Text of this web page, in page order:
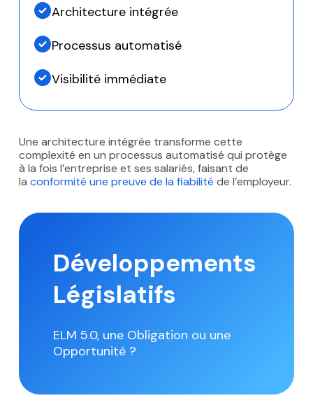
Architecture intégrée
Processus automatisé
Visibilité immédiate
Une architecture intégrée transforme cette
complexité en un processus automatisé qui protège
à la fois l’entreprise et ses salariés, faisant de
la conformité une preuve de la fiabilité de l’employeur.
Développements
Législatifs
ELM 5.0, une Obligation ou une
Opportunité ?